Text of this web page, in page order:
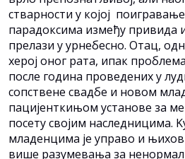
стварности у којој
парадоксима између привида
прелази у урнебесно. Отац,
херој оног рата, ипак
после година проведених у
сопствене свадбе и новом
пацијенткињом установе за
посету својим наследницима.
младенцима је управо и њихов
више разумевања за